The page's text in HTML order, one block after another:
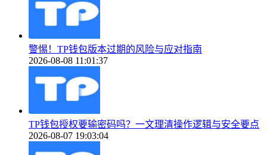
警惕！TP钱包版本过期的风险与应对指南
2026-08-08 11:01:37
TP钱包授权要输密码吗？一文理清操作逻辑与安全要点
2026-08-07 19:03:04